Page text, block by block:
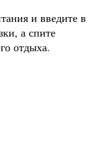
и введите в
а спите
отдыха.